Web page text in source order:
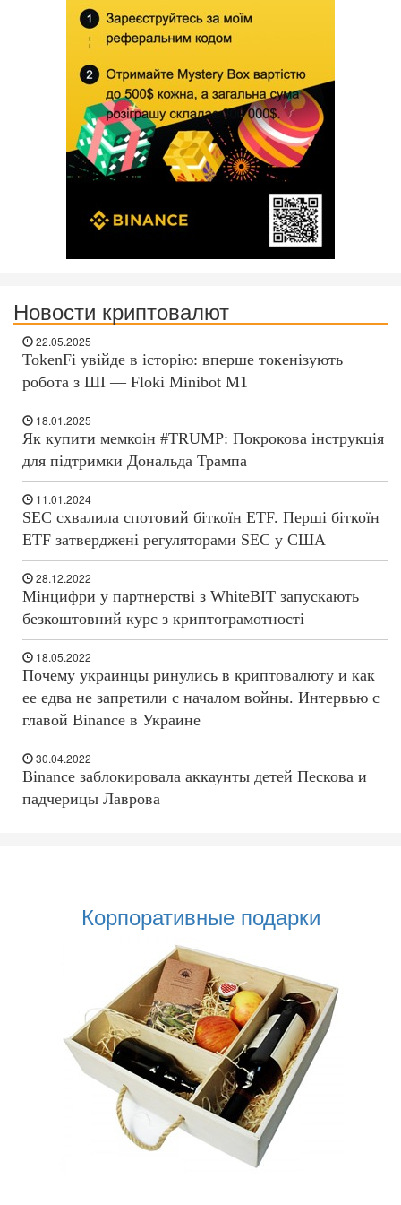
Новости криптовалют
22.05.2025
TokenFi увійде в історію: вперше токенізують
робота з ШІ — Floki Minibot M1
18.01.2025
Як купити мемкоін #TRUMP: Покрокова інструкція
для підтримки Дональда Трампа
11.01.2024
SEC схвалила спотовий біткоїн ETF. Перші біткоїн
ETF затверджені регуляторами SEC у США
28.12.2022
Мінцифри у партнерстві з WhiteBIT запускають
безкоштовний курс з криптограмотності
18.05.2022
Почему украинцы ринулись в криптовалюту и как
ее едва не запретили с началом войны. Интервью с
главой Binance в Украине
30.04.2022
Binance заблокировала аккаунты детей Пескова и
падчерицы Лаврова
Корпоративные подарки